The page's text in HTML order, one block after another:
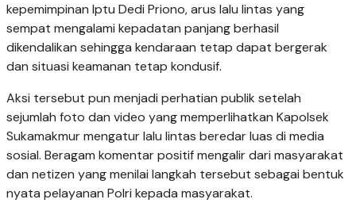
kepemimpinan Iptu Dedi Priono, arus lalu lintas yang
sempat mengalami kepadatan panjang berhasil
dikendalikan sehingga kendaraan tetap dapat bergerak
dan situasi keamanan tetap kondusif.
Aksi tersebut pun menjadi perhatian publik setelah
sejumlah foto dan video yang memperlihatkan Kapolsek
Sukamakmur mengatur lalu lintas beredar luas di media
sosial. Beragam komentar positif mengalir dari masyarakat
dan netizen yang menilai langkah tersebut sebagai bentuk
nyata pelayanan Polri kepada masyarakat.